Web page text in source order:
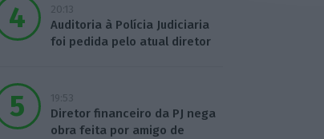
20:13
Auditoria à Polícia Judiciaria
foi pedida pelo atual diretor
19:53
Diretor financeiro da PJ nega
obra feita por amigo de